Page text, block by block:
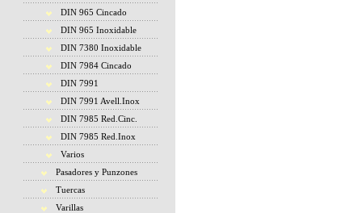
DIN 965 Cincado
DIN 965 Inoxidable
DIN 7380 Inoxidable
DIN 7984 Cincado
DIN 7991
DIN 7991 Avell.Inox
DIN 7985 Red.Cinc.
DIN 7985 Red.Inox
Varios
Pasadores y Punzones
Tuercas
Varillas